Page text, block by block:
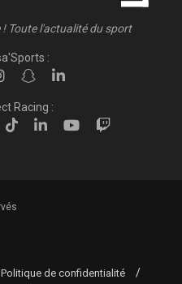
! Toute l'actualité du sport
:
Racing :
Politique de confidentialité